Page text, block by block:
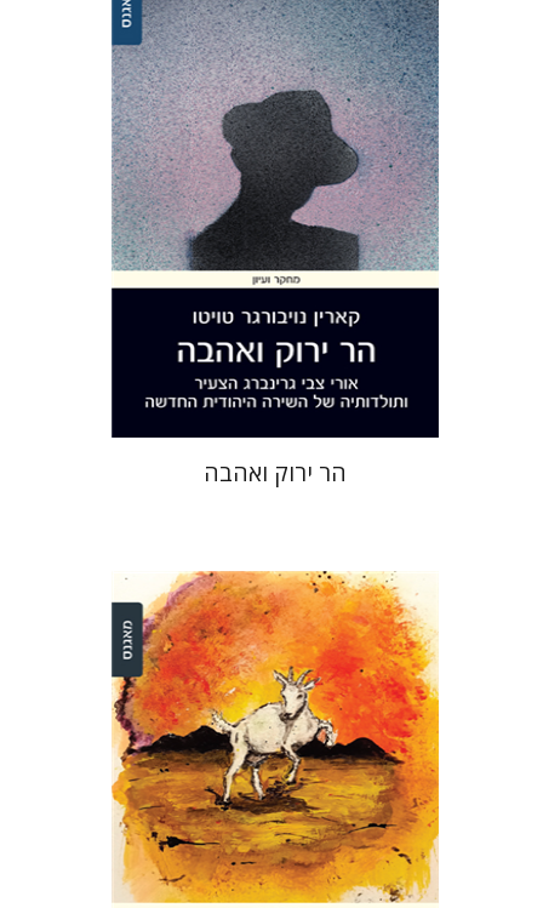
קארין נויבורגר-טויטו
הנחת אתר ספר מודפס
$35
$32
הר ירוק ואהבה
דינה שטיין